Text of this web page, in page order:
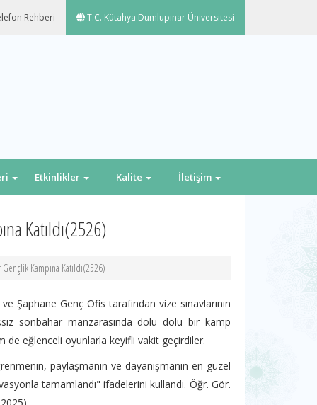
Rehberi T.C. Kütahya Dumlupınar Üniversitesi
Etkinlikler Kalite İletişim
Katıldı(2526)
Kampına Katıldı(2526)
Şaphane Genç Ofis tarafından vize sınavlarının
sonbahar manzarasında dolu dolu bir kamp
eğlenceli oyunlarla keyifli vakit geçirdiler.
paylaşmanın ve dayanışmanın en güzel
tamamlandı" ifadelerini kullandı. Öğr. Gör.